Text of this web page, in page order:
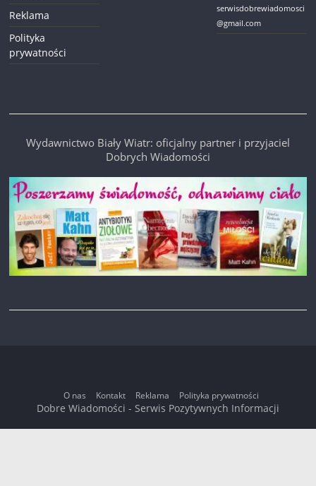
Reklama
Polityka
prywatności
serwisdobrewiadomosci
@gmail.com
Wydawnictwo Biały Wiatr: oficjalny partner i przyjaciel
Dobrych Wiadomości
O nas Kontakt Reklama Polityka prywatności
Dobre Wiadomości - Serwis Pozytywnych Informacji